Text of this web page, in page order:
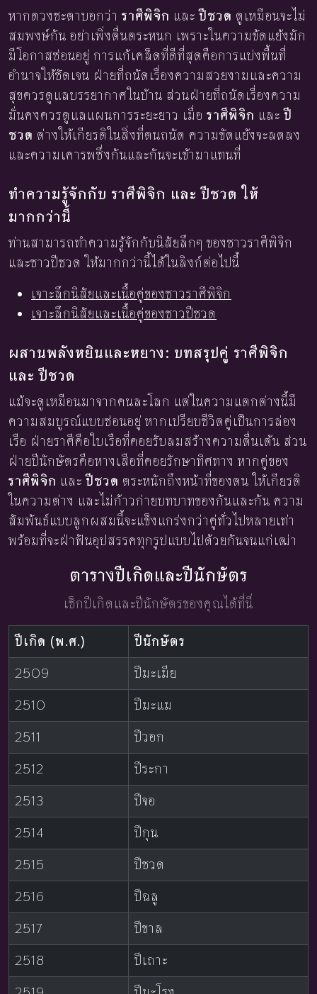
หากดวงชะตาบอกว่า ราศีพิจิก และปีชวด ดูเหมือนจะไม่
สมพงษ์กัน อย่าเพิ่งตื่นตระหนก เพราะในความขัดแย้งมัก
มีโอกาสซ่อนอยู่ การแก้เคล็ดที่ดีที่สุดคือการแบ่งพื้นที่
อำนาจให้ชัดเจน ฝ่ายที่ถนัดเรื่องความสวยงามและความ
สุขควรดูแลบรรยากาศในบ้าน ส่วนฝ่ายที่ถนัดเรื่องความ
มั่นคงควรดูแลแผนการระยะยาว เมื่อ ราศีพิจิก และปี
ชวด ต่างให้เกียรติในสิ่งที่ตนถนัด ความขัดแย้งจะลดลง
และความเคารพซึ่งกันและกันจะเข้ามาแทนที่
ทำความรู้จักกับ ราศีพิจิก และ ปีชวด ให้
มากกว่านี้
ท่านสามารถทำความรู้จักกับนิสัยลึกๆ ของชาวราศีพิจิก
และชาวปีชวด ให้มากกว่านี้ได้ในลิงก์ต่อไปนี้
เจาะลึกนิสัยและเนื้อคู่ของชาวราศีพิจิก
เจาะลึกนิสัยและเนื้อคู่ของชาวปีชวด
ผสานพลังหยินและหยาง: บทสรุปคู่ ราศีพิจิก
และ ปีชวด
แม้จะดูเหมือนมาจากคนละโลก แต่ในความแตกต่างนี้มี
ความสมบูรณ์แบบซ่อนอยู่ หากเปรียบชีวิตคู่เป็นการล่อง
เรือ ฝ่ายราศีคือใบเรือที่คอยรับลมสร้างความตื่นเต้น ส่วน
ฝ่ายปีนักษัตรคือหางเสือที่คอยรักษาทิศทาง หากคู่ของ
ราศีพิจิก และปีชวด ตระหนักถึงหน้าที่ของตน ให้เกียรติ
ในความต่าง และไม่ก้าวก่ายบทบาทของกันและกัน ความ
สัมพันธ์แบบลูกผสมนี้จะแข็งแกร่งกว่าคู่ทั่วไปหลายเท่า
พร้อมที่จะฝ่าฟันอุปสรรคทุกรูปแบบไปด้วยกันจนแก่เฒ่า
ตารางปีเกิดและปีนักษัตร
เช็กปีเกิดและปีนักษัตรของคุณได้ที่นี่
ปีเกิด (พ.ศ.)
ปีนักษัตร
2509
ปีมะเมีย
2510
ปีมะแม
2511
ปีวอก
2512
ปีระกา
2513
ปีจอ
2514
ปีกุน
2515
ปีชวด
2516
ปีฉลู
2517
ปีขาล
2518
ปีเถาะ